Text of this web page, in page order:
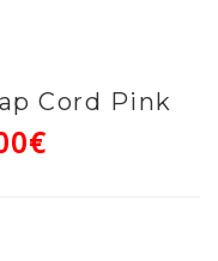
Cord Pink